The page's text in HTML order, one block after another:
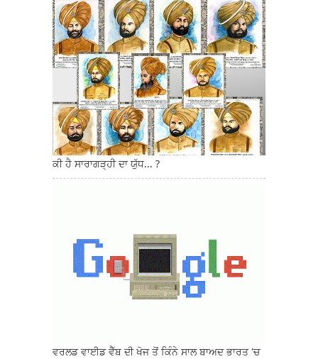
ਕੀ ਹੈ ਸਾਰਾਗੜ੍ਹੀ ਦਾ ਯੁੱਧ... ?
ਵਰਲਡ ਵਾਈਡ ਵੈੱਬ ਦੀ ਖੋਜ ਤੋਂ ਕਿੰਨੇ ਸਾਲ ਬਾਅਦ ਭਾਰਤ 'ਚ